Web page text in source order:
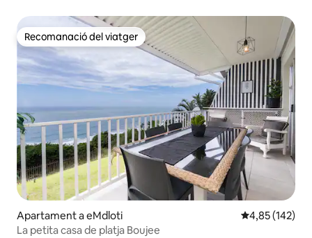
Recomanació del viatger
Recomanació del viatger
Apartament a eMdloti 4,85 de
4,85 (142)
La petita casa de platja Boujee